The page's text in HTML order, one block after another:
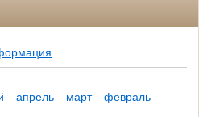
апрель март
февраль